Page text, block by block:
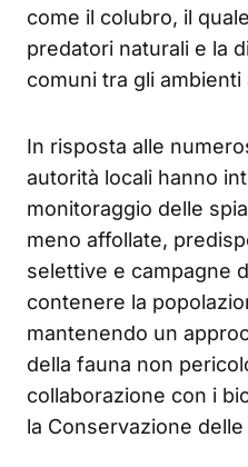
come il colubro, il
predatori naturali e la
comuni tra gli
In risposta alle
autorità locali hanno
monitoraggio delle
meno affollate,
selettive e campagne
contenere la
mantenendo un
della fauna non
collaborazione con i
la Conservazione delle